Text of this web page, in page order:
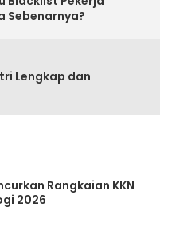
Sebenarnya?
Lengkap dan
Rangkaian KKN
2026